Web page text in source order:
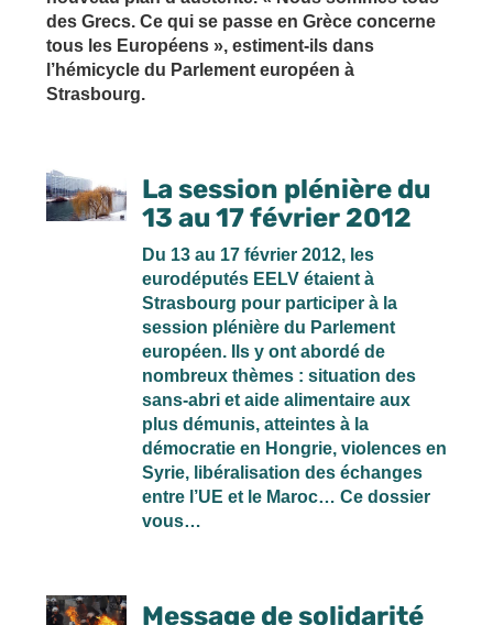
des Grecs. Ce qui se passe en Grèce concerne
tous les Européens », estiment-ils dans
l’hémicycle du Parlement européen à
Strasbourg.
La session plénière du
13 au 17 février 2012
Du 13 au 17 février 2012, les
eurodéputés EELV étaient à
Strasbourg pour participer à la
session plénière du Parlement
européen. Ils y ont abordé de
nombreux thèmes : situation des
sans-abri et aide alimentaire aux
plus démunis, atteintes à la
démocratie en Hongrie, violences en
Syrie, libéralisation des échanges
entre l’UE et le Maroc… Ce dossier
vous…
Message de solidarité